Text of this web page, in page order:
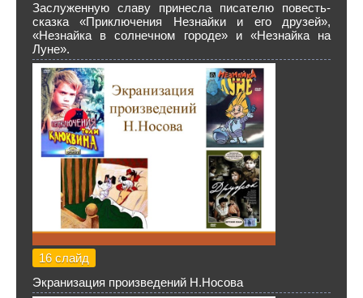
Заслуженную славу принесла писателю повесть-
сказка «Приключения Незнайки и его друзей»,
«Незнайка в солнечном городе» и «Незнайка на
Луне».
16 слайд
Экранизация произведений Н.Носова